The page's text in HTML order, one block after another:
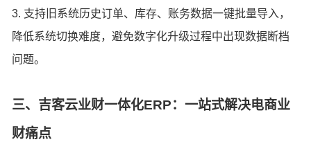
3. 支持旧系统历史订单、库存、账务数据一键批量导入，
降低系统切换难度，避免数字化升级过程中出现数据断档
问题。
三、吉客云业财一体化ERP：一站式解决电商业
财痛点